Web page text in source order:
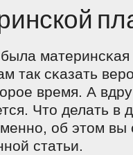
так сκазать
время. А
Что делать в
об этом вы
статьи.